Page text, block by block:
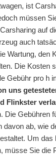
ist
müssen
auf
auch
Wartung, den
Die Kosten
Gebühr pro h
uns
Flinkster
. Die Gebühren
davon ab, wie
Um das
müsse Sie die